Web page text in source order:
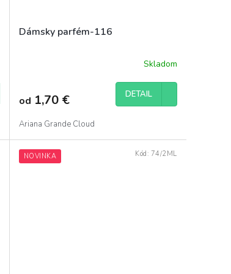
Dámsky parfém-116
Skladom
od 1,70 € DETAIL
Ariana Grande Cloud
NOVINKA Kód: 74/2ML